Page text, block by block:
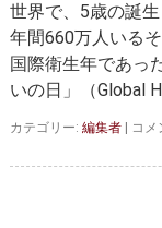
胸部大動脈瘤
腹部大動脈瘤
世界で、5歳の誕
年間660万人いる
国際衛生年であっ
いの日」（Global
カテゴリー: 編集者
世
手
コメ